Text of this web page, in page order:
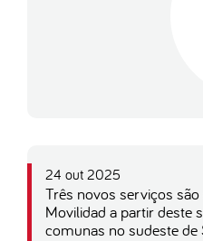
24 out 2025
Três novos serviços são
Movilidad a partir deste
comunas no sudeste de